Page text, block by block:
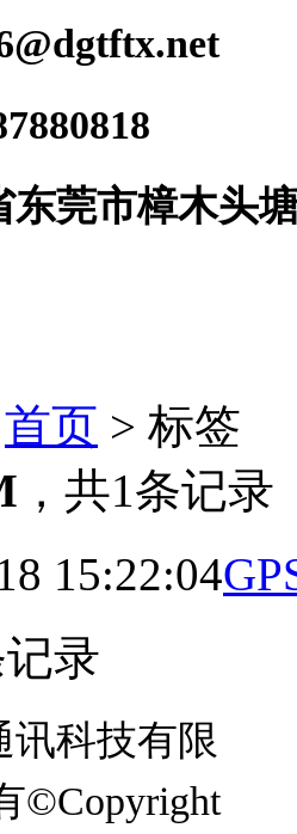
东莞市樟木头
首页 > 标签
， 共1条记录
15:22:04
录
讯科技有限
©Copyright